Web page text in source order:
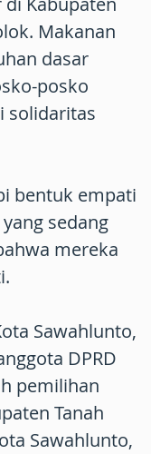
Makanan
dasar
posko
solidaritas
bentuk empati
sedang
mereka
Sawahlunto,
DPRD
pemilihan
Tanah
Sawahlunto,